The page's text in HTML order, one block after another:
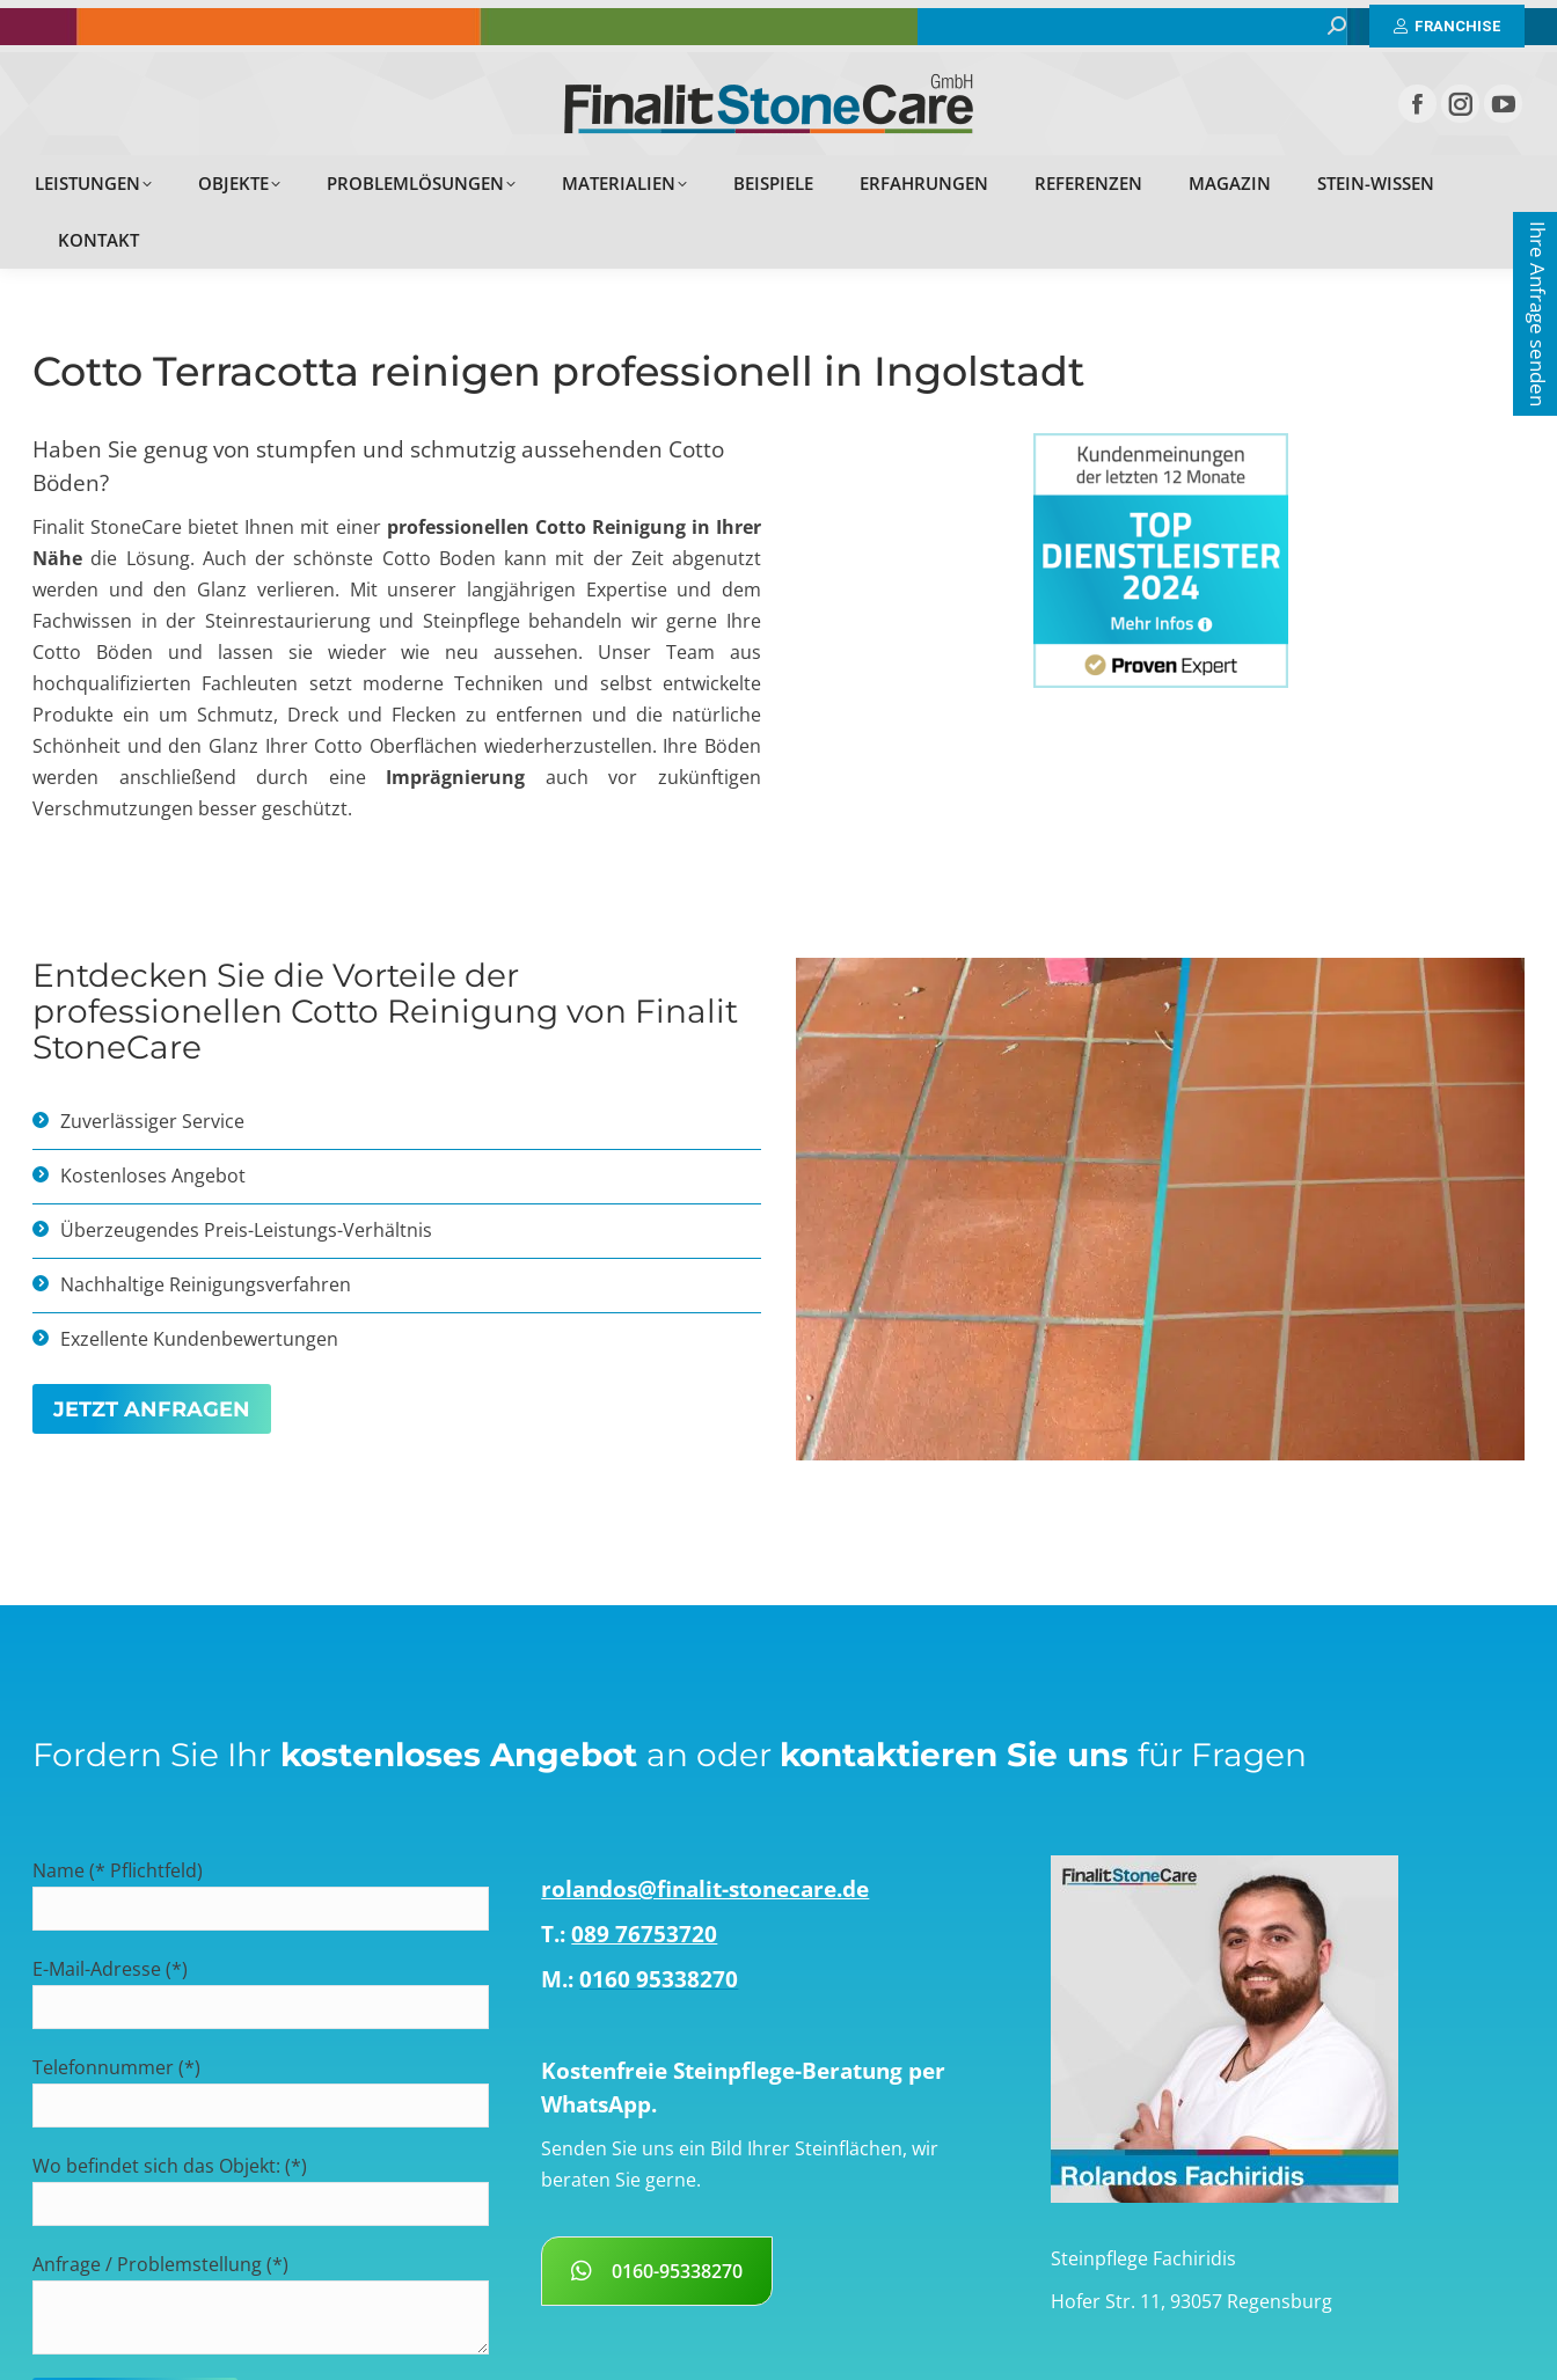
Search: FRANCHISE
LEISTUNGEN OBJEKTE PROBLEMLÖSUNGEN MATERIALIEN BEISPIELE ERFAHRUNGEN REFERENZEN MAGAZIN STEIN-WISSEN
KONTAKT
Cotto Terracotta reinigen professionell in Ingolstadt
Haben Sie genug von stumpfen und schmutzig aussehenden Cotto
Böden?
Finalit StoneCare bietet Ihnen mit einer professionellen Cotto Reinigung in Ihrer
Nähe die Lösung. Auch der schönste Cotto Boden kann mit der Zeit abgenutzt
werden und den Glanz verlieren. Mit unserer langjährigen Expertise und dem
Fachwissen in der Steinrestaurierung und Steinpflege behandeln wir gerne Ihre
Cotto Böden und lassen sie wieder wie neu aussehen. Unser Team aus
hochqualifizierten Fachleuten setzt moderne Techniken und selbst entwickelte
Produkte ein um Schmutz, Dreck und Flecken zu entfernen und die natürliche
Schönheit und den Glanz Ihrer Cotto Oberflächen wiederherzustellen. Ihre Böden
werden anschließend durch eine Imprägnierung auch vor zukünftigen
Verschmutzungen besser geschützt.
Entdecken Sie die Vorteile der
professionellen Cotto Reinigung von Finalit
StoneCare
Zuverlässiger Service
Kostenloses Angebot
Überzeugendes Preis-Leistungs-Verhältnis
Nachhaltige Reinigungsverfahren
Exzellente Kundenbewertungen
JETZT ANFRAGEN
Fordern Sie Ihr kostenloses Angebot an oder kontaktieren Sie uns für Fragen
Name (* Pflichtfeld)
E-Mail-Adresse (*)
Telefonnummer (*)
Wo befindet sich das Objekt: (*)
Anfrage / Problemstellung (*)
rolandos@finalit-stonecare.de
T.:089 76753720
M.:0160 95338270
Kostenfreie Steinpflege-Beratung per
WhatsApp.
Senden Sie uns ein Bild Ihrer Steinflächen, wir
beraten Sie gerne.
0160-95338270
Steinpflege Fachiridis
Hofer Str. 11, 93057 Regensburg
Ihre Anfrage senden
ERFAHRUNGEN REFERENZEN